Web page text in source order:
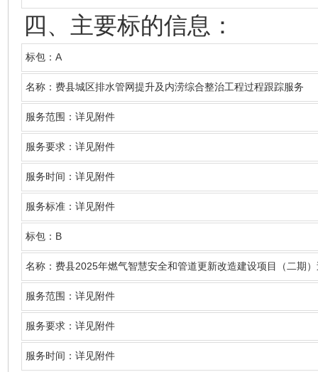
四、主要标的信息：
标包： A
名称：费县城区排水管网提升及内涝综合整治工程过程跟踪服务
服务范围：详见附件
服务要求：详见附件
服务时间：详见附件
服务标准：详见附件
标包： B
名称：费县2025年燃气智慧安全和管道更新改造建设项目（二期
服务范围：详见附件
服务要求：详见附件
服务时间：详见附件